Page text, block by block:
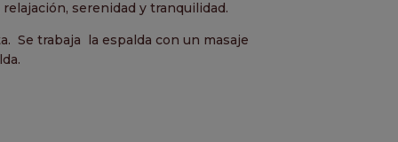
serenidad y tranquilidad.
Se trabaja la espalda con un masaje